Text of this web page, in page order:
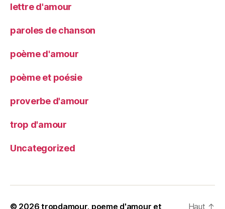
lettre d'amour
paroles de chanson
poème d'amour
poème et poésie
proverbe d'amour
trop d'amour
Uncategorized
© 2026tropdamour, poeme d'amour et
Haut ↑